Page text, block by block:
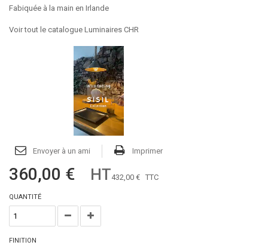
Fabiquée à la main en Irlande
Voir tout le catalogue Luminaires CHR
Envoyer à un ami Imprimer
360,00 € HT432,00 € TTC
QUANTITÉ
FINITION